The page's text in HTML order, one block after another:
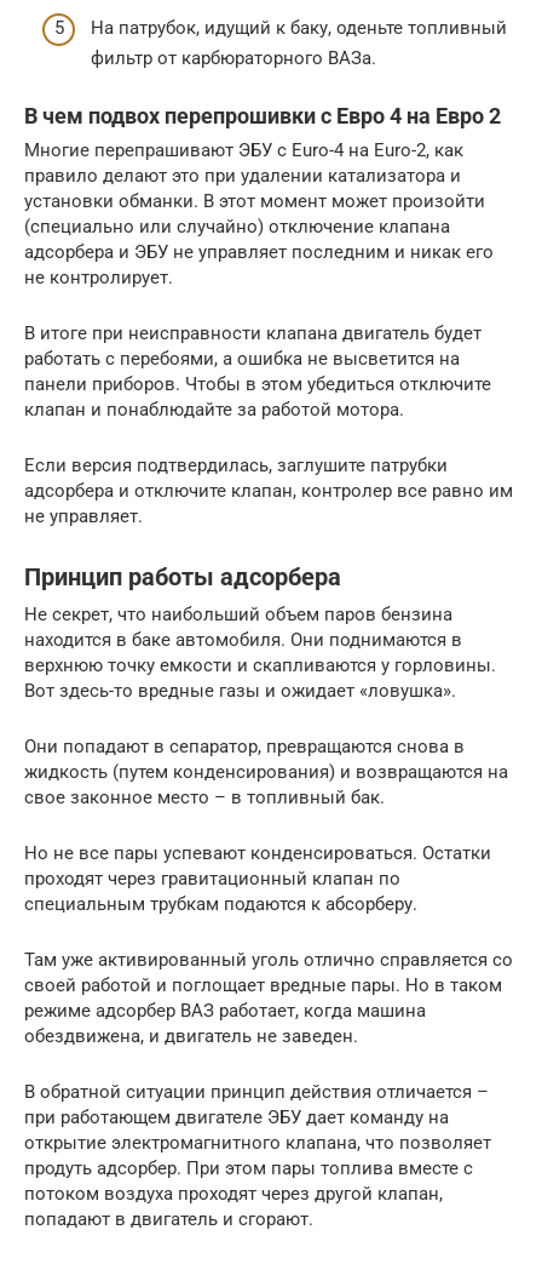
На патрубок, идущий к баку, оденьте топливный
фильтр от карбюраторного ВАЗа.
В чем подвох перепрошивки с Евро 4 на Евро 2
Многие перепрашивают ЭБУ с Euro-4 на Euro-2, как
правило делают это при удалении катализатора и
установки обманки. В этот момент может произойти
(специально или случайно) отключение клапана
адсорбера и ЭБУ не управляет последним и никак его
не контролирует.
В итоге при неисправности клапана двигатель будет
работать с перебоями, а ошибка не высветится на
панели приборов. Чтобы в этом убедиться отключите
клапан и понаблюдайте за работой мотора.
Если версия подтвердилась, заглушите патрубки
адсорбера и отключите клапан, контролер все равно им
не управляет.
Принцип работы адсорбера
Не секрет, что наибольший объем паров бензина
находится в баке автомобиля. Они поднимаются в
верхнюю точку емкости и скапливаются у горловины.
Вот здесь-то вредные газы и ожидает «ловушка».
Они попадают в сепаратор, превращаются снова в
жидкость (путем конденсирования) и возвращаются на
свое законное место – в топливный бак.
Но не все пары успевают конденсироваться. Остатки
проходят через гравитационный клапан по
специальным трубкам подаются к абсорберу.
Там уже активированный уголь отлично справляется со
своей работой и поглощает вредные пары. Но в таком
режиме адсорбер ВАЗ работает, когда машина
обездвижена, и двигатель не заведен.
В обратной ситуации принцип действия отличается –
при работающем двигателе ЭБУ дает команду на
открытие электромагнитного клапана, что позволяет
продуть адсорбер. При этом пары топлива вместе с
потоком воздуха проходят через другой клапан,
попадают в двигатель и сгорают.